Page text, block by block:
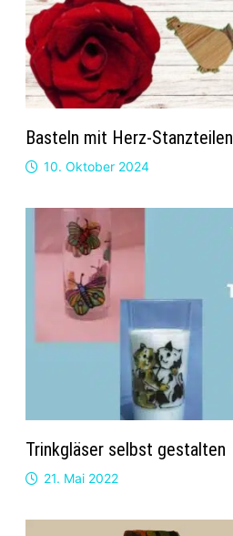
Basteln mit Herz-Stanzteilen
10. Oktober 2024
Trinkgläser selbst gestalten
21. Mai 2022